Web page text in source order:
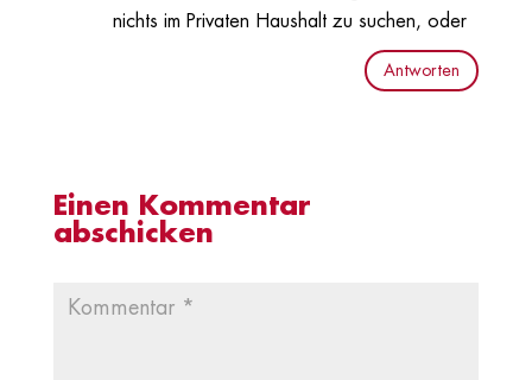
nichts im Privaten Haushalt zu suchen, oder
Antworten
Einen Kommentar
abschicken